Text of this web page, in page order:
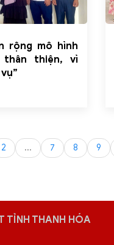
rộng mô hình
thân thiện, vì
2 ... 7 8 9
TỈNH THANH HÓA